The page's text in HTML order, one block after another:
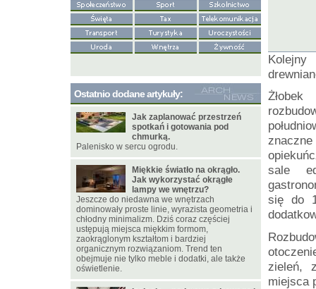
sale
się do
zieleń,
miejsca
Ostatnio dodane artykuły:
Jak zaplanować przestrzeń
spotkań i gotowania pod
chmurką.
Palenisko w sercu ogrodu.
Miękkie światło na okrągło.
Jak wykorzystać okrągłe
lampy we wnętrzu?
Jeszcze do niedawna we wnętrzach
dominowały proste linie, wyrazista geometria i
chłodny minimalizm. Dziś coraz częściej
ustępują miejsca miękkim formom,
zaokrąglonym kształtom i bardziej
organicznym rozwiązaniom. Trend ten
obejmuje nie tylko meble i dodatki, ale także
oświetlenie.